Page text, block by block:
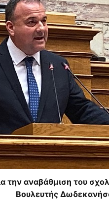
την αναβάθμιση του
Βουλευτής